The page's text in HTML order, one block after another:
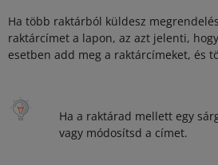
Ha több raktárból küldesz
raktárcímet a lapon, az azt jelenti,
esetben add meg a raktárcímeket, és
Ha a raktárad mellett egy
vagy módosítsd a címet.